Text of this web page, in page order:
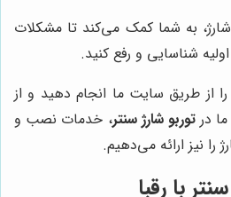
شارژ، به شما کمک می‌کند تا مشکلات
شناسایی و رفع کنید.
را از طریق سایت ما انجام دهید و از
ما درتوربو شارژ سنتر، خدمات نصب و
نیز ارائه می‌دهیم.
با رقبا